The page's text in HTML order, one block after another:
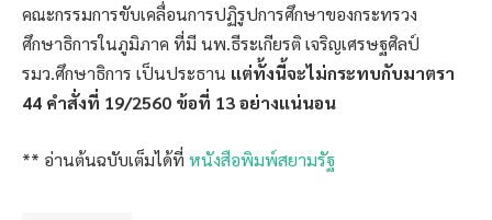
คณะกรรมการขับเคลื่อนการปฏิรูปการศึกษาของกระทรวง
ศึกษาธิการในภูมิภาค ที่มี นพ.ธีระเกียรติ เจริญเศรษฐศิลป์
รมว.ศึกษาธิการ เป็นประธาน แต่ทั้งนี้จะไม่กระทบกับมาตรา
44 คำสั่งที่ 19/2560 ข้อที่ 13 อย่างแน่นอน
** อ่านต้นฉบับเต็มได้ที่ หนังสือพิมพ์สยามรัฐ